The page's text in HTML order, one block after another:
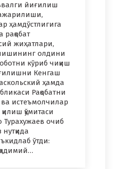
йиғилиш
ҳамдўстлигига
рақобат
жиҳатлари,
олдини
кўриб чиқиш
Кенгаш
ҳамда
Рақобатни
истеъмолчилар
қўмитаси
очиб
ўтди: